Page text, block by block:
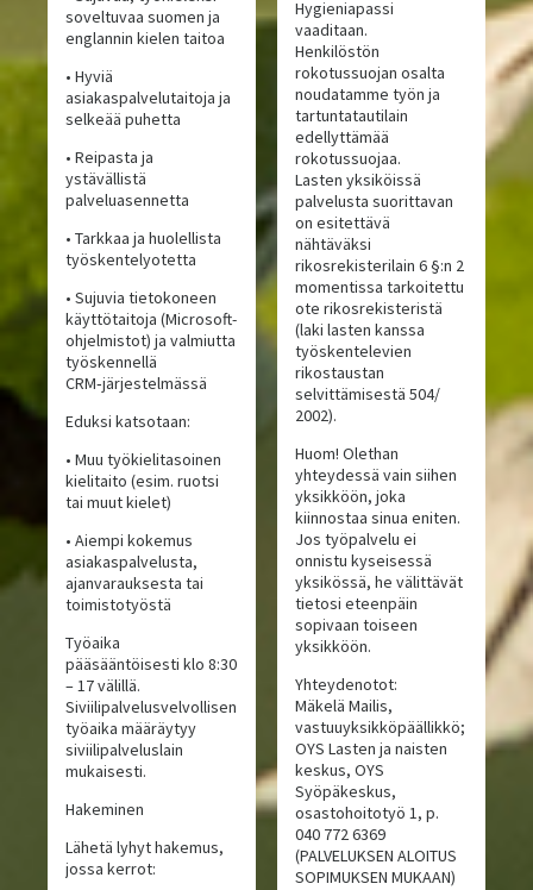
soveltuvaa suomen ja
englannin kielen taitoa
• Hyviä
asiakaspalvelutaitoja ja
selkeää puhetta
• Reipasta ja
ystävällistä
palveluasennetta
• Tarkkaa ja huolellista
työskentelyotetta
• Sujuvia tietokoneen
käyttötaitoja (Microsoft-
ohjelmistot) ja valmiutta
työskennellä
CRM‑järjestelmässä
Eduksi katsotaan:
• Muu työkielitasoinen
kielitaito (esim. ruotsi
tai muut kielet)
• Aiempi kokemus
asiakaspalvelusta,
ajanvarauksesta tai
toimistotyöstä
Työaika
pääsääntöisesti klo 8:30
– 17 välillä.
Siviilipalvelusvelvollisen
työaika määräytyy
siviilipalveluslain
mukaisesti.
Hakeminen
Lähetä lyhyt hakemus,
jossa kerrot:
Hygieniapassi
vaaditaan.
Henkilöstön
rokotussuojan osalta
noudatamme työn ja
tartuntatautilain
edellyttämää
rokotussuojaa.
Lasten yksiköissä
palvelusta suorittavan
on esitettävä
nähtäväksi
rikosrekisterilain 6 §:n 2
momentissa tarkoitettu
ote rikosrekisteristä
(laki lasten kanssa
työskentelevien
rikostaustan
selvittämisestä 504/
2002).
Huom! Olethan
yhteydessä vain siihen
yksikköön, joka
kiinnostaa sinua eniten.
Jos työpalvelu ei
onnistu kyseisessä
yksikössä, he välittävät
tietosi eteenpäin
sopivaan toiseen
yksikköön.
Yhteydenotot:
Mäkelä Mailis,
vastuuyksikköpäällikkö;
OYS Lasten ja naisten
keskus, OYS
Syöpäkeskus,
osastohoitotyö 1, p.
040 772 6369
(PALVELUKSEN ALOITUS
SOPIMUKSEN MUKAAN)